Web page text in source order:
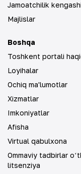
Jamoatchilik kengashi
Majlislar
Boshqa
Toshkent portali
Loyihalar
Ochiq ma'lumotlar
Xizmatlar
Imkoniyatlar
Afisha
Virtual qabulxona
Ommaviy tadbirlar
litsenziya